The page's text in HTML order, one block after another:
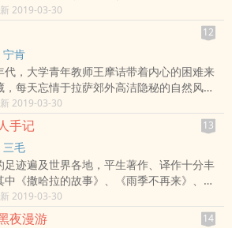
远离家乡的地方。排长吃完肉，背着手在屋
一圈，看了看各人的盘底，问： “大家吃饱没
其半个世纪的革命历程及生活经历。柳秋莎
组织安排的婚姻大事，自主地与文化教员结
个个性相异的伴侣在几十年的共同生活中，
情感和生活的考验……
2019-03-30
12
宁肯
代，大学青年教师王摩诘带着内心的困难来
，每天忘情于拉萨郊外高洁隐秘的自然风
注于内心的形而上的感受，引起同校藏汉混
师维格的注意。在维格看来王摩诘虽非寺院
者，但其精神气质与寺院僧人几无区别。维
王摩诘认识了自己的上师马丁格，两人无话
经常一起去寺院拜访马丁格，就在两人似乎
恋爱关系时，维格却发现王摩诘与援藏女法
燕有着某种“特别”的身体关系……
2019-03-30
手记 13
三毛
足迹遍及世界各地，平生著作、译作十分丰
中《撒哈拉的故事》、《雨季不再来》、
的骆驼》、《我的宝贝》、《闹学记》、
红尘》等散文、小说、剧本更是脍炙人口，
2019-03-30
夜漫游 14